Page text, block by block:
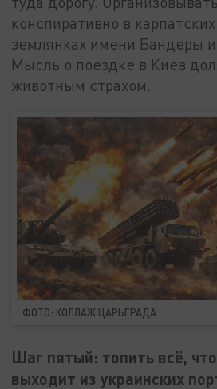
конспиративно в
землянках имени Бандеры
Мысль о поездке в Киев
животным страхом.
ФОТО: КОЛЛАЖ ЦАРЬГРАДА
Шаг пятый: топить всё,
выходит из украинских